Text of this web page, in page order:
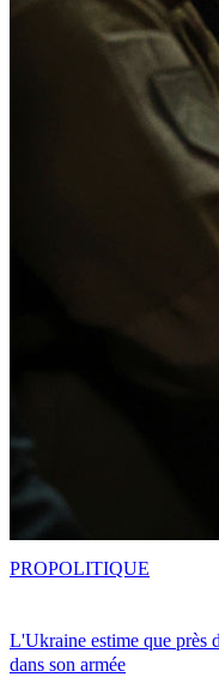
L'Ukraine estime que près
dans son armée
PROPOLITIQUE